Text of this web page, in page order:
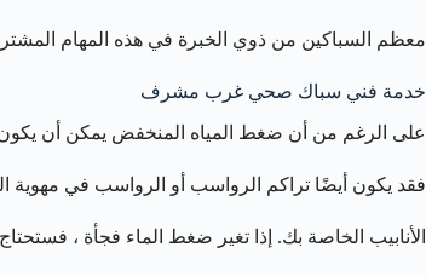
معظم السباكين من ذوي الخبرة في هذه المهام
خدمة فني سباك صحي غرب مشرف
على الرغم من أن ضغط المياه المنخفض يمكن أن يكون
فقد يكون أيضًا تراكم الرواسب أو الرواسب في مهوية
الأنابيب الخاصة بك. إذا تغير ضغط الماء فجأة ،